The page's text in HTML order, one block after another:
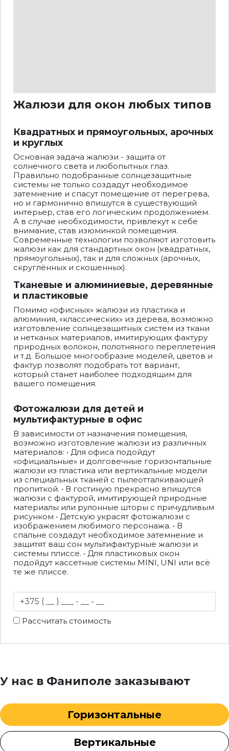
Жалюзи для окон любых типов
Квадратных и прямоугольных, арочных
и круглых
Основная задача жалюзи - защита от
солнечного света и любопытных глаз.
Правильно подобранные солнцезащитные
системы не только создадут необходимое
затемнение и спасут помещение от перегрева,
но и гармонично впишутся в существующий
интерьер, став его логическим продолжением.
А в случае необходимости, привлекут к себе
внимание, став изюминкой помещения.
Современные технологии позволяют изготовить
жалюзи как для стандартных окон (квадратных,
прямоугольных), так и для сложных (арочных,
скруглённых и скошенных).
Тканевые и алюминиевые, деревянные
и пластиковые
Помимо «офисных» жалюзи из пластика и
алюминия, «классических» из дерева, возможно
изготовление солнцезащитных систем из ткани
и нетканых материалов, имитирующих фактуру
природных волокон, полотняного переплетения
и т.д. Большое многообразие моделей, цветов и
фактур позволят подобрать тот вариант,
который станет наиболее подходящим для
вашего помещения.
Фотожалюзи для детей и
мультифактурные в офис
В зависимости от назначения помещения,
возможно изготовление жалюзи из различных
материалов: • Для офиса подойдут
«официальные» и долговечные горизонтальные
жалюзи из пластика или вертикальные модели
из специальных тканей с пылеотталкивающей
пропиткой. • В гостиную прекрасно впишутся
жалюзи с фактурой, имитирующей природные
материалы или рулонные шторы с причудливым
рисунком • Детскую украсят фотожалюзи с
изображением любимого персонажа. • В
спальне создадут необходимое затемнение и
защитят ваш сон мультифактурные жалюзи и
системы плиссе. • Для пластиковых окон
подойдут кассетные системы MINI, UNI или всё
те же плиссе.
Рассчитать стоимость
У нас в Фаниполе заказывают
Горизонтальные
Вертикальные